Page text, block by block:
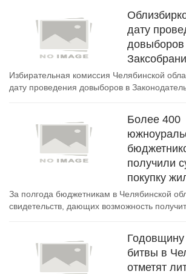
дату
довыборов
Избирательная комиссия Челябинской
дату проведения довыборов в
Более 400
получили
покупку
За полгода бюджетникам в Челябинской
свидетельств, дающих возможность
Годовщину
битвы в
отметят